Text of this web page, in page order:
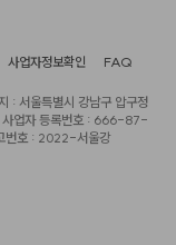
사업자정보확인 FAQ
: 서울특별시 강남구 압구정
사업자 등록번호 : 666-87-
번호 : 2022-서울강